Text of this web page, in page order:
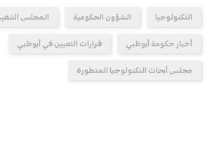
التكنولوجيا الشؤون الحكومية المجلس
أخبار حكومة أبوظبي قرارات التعيين في أبوظبي
مجلس أبحاث التكنولوجيا المتطورة